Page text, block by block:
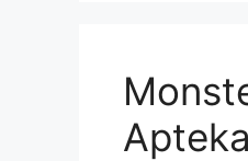
o
k
n